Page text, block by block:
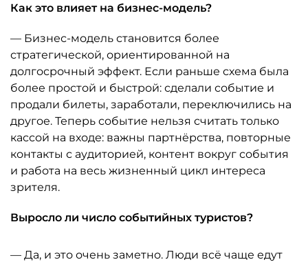
Как это влияет на бизнес-модель?
— Бизнес-модель становится более
стратегической, ориентированной на
долгосрочный эффект. Если раньше схема была
более простой и быстрой: сделали событие и
продали билеты, заработали, переключились на
другое. Теперь событие нельзя считать только
кассой на входе: важны партнёрства, повторные
контакты с аудиторией, контент вокруг события
и работа на весь жизненный цикл интереса
зрителя.
Выросло ли число событийных туристов?
— Да, и это очень заметно. Люди всё чаще едут